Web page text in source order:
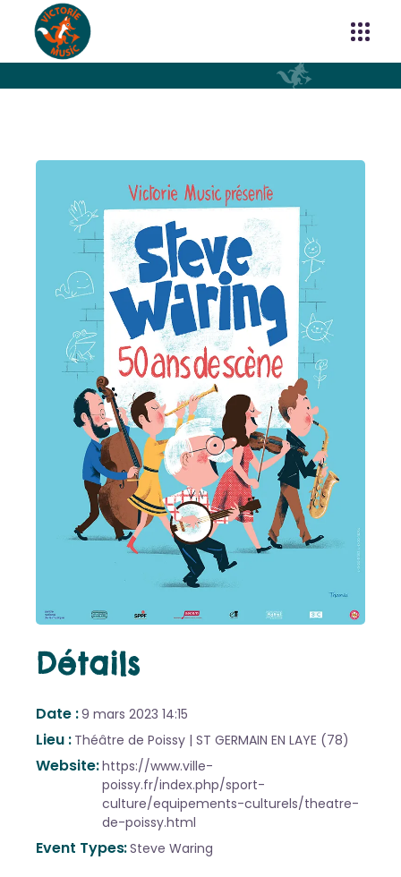
Détails
Date 9 mars 2023 14:15
Lieu Théâtre de Poissy | ST GERMAIN EN LAYE (78)
Website https://www.ville-
poissy.fr/index.php/sport-
culture/equipements-culturels/theatre-
de-poissy.html
Event Types Steve Waring